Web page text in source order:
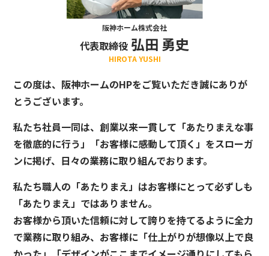
阪神ホーム株式会社
代表取締役 弘田 勇史
HIROTA YUSHI
この度は、阪神ホームのHPをご覧いただき誠にありが
とうございます。
私たち社員一同は、創業以来一貫して「あたりまえな事
を徹底的に行う」「お客様に感動して頂く」をスローガ
ンに掲げ、日々の業務に取り組んでおります。
私たち職人の「あたりまえ」はお客様にとって必ずしも
「あたりまえ」ではありません。
お客様から頂いた信頼に対して誇りを持てるように全力
で業務に取り組み、お客様に「仕上がりが想像以上で良